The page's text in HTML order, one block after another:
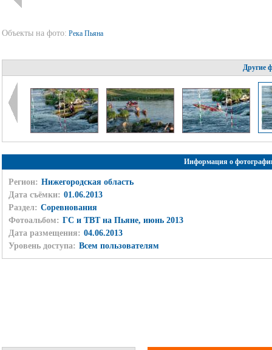
Объекты на фото: Река Пьяна
Другие
Информация о
Регион: Нижегородская область
Дата съёмки: 01.06.2013
Раздел: Соревнования
Фотоальбом: ГС и ТВТ на Пьяне, июнь 2013
Дата размещения: 04.06.2013
Уровень доступа: Всем пользователям